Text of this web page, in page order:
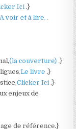
Ici.}
A voir et à lire..
(la couverture).}
Le livre.}
Clicker Ici.}
enjeux de
de référence.}